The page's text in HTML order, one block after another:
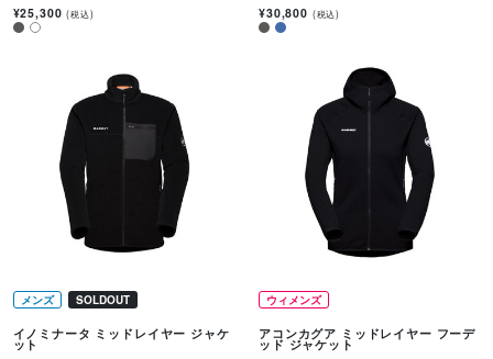
¥25,300(税込)
¥30,800 (税込)
メンズ SOLDOUT
イノミナータ ミッドレイヤー ジャケ
ット
ウィメンズ
アコンカグア ミッドレイヤー フーデ
ッド ジャケット